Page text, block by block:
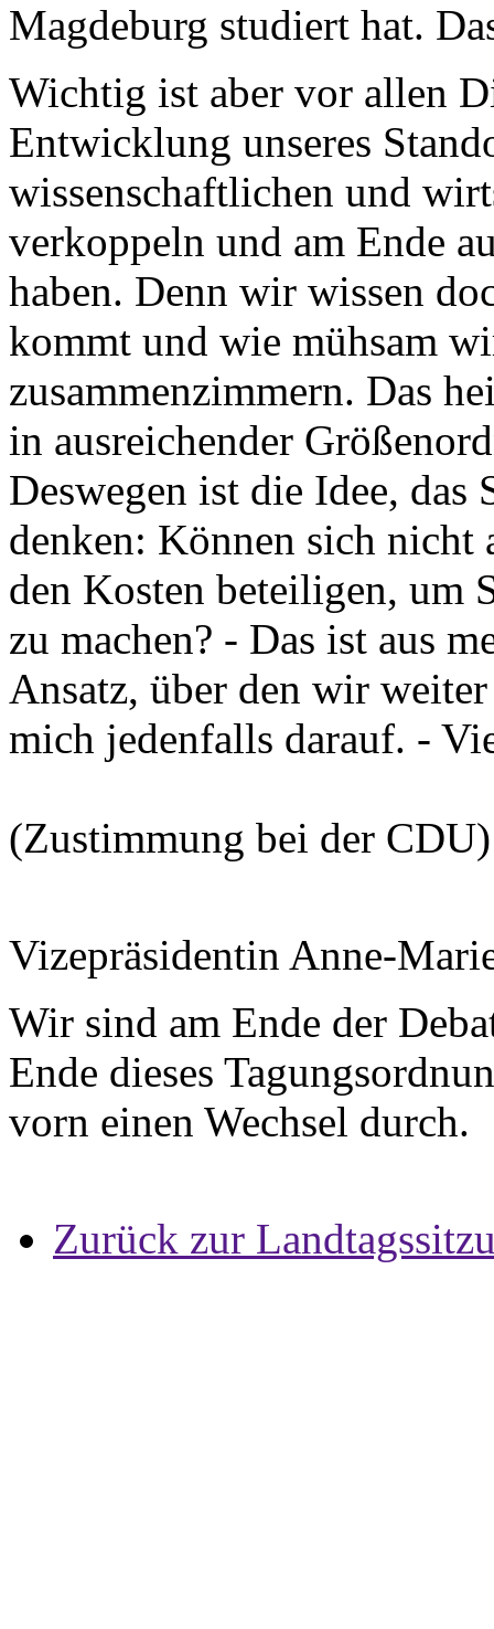
Magdeburg studiert hat.
Wichtig ist aber vor allen
Entwicklung unseres
wissenschaftlichen und
verkoppeln und am Ende
haben. Denn wir wissen
kommt und wie mühsam
zusammenzimmern. Das
in ausreichender
Deswegen ist die Idee,
denken: Können sich nicht
den Kosten beteiligen, um
zu machen? - Das ist aus
Ansatz, über den wir
mich jedenfalls darauf. -
(Zustimmung bei der CDU)
Vizepräsidentin Anne-
Wir sind am Ende der
Ende dieses
vorn einen Wechsel durch.
Zurück zur